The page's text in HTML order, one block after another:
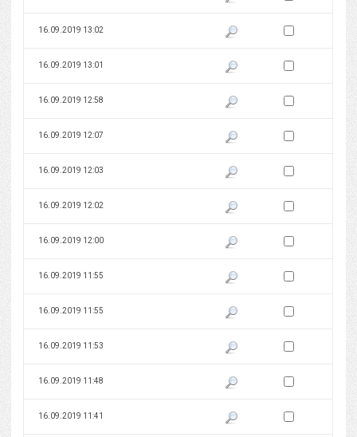
16.09.2019 13:02 Pokaż podgląd wersji z dnia
Zaznacz wersję do
16.09.2019 13:01 Pokaż podgląd wersji z dnia
Zaznacz wersję do
16.09.2019 12:58 Pokaż podgląd wersji z dnia
Zaznacz wersję do
16.09.2019 12:07 Pokaż podgląd wersji z dnia
Zaznacz wersję do
16.09.2019 12:03 Pokaż podgląd wersji z dnia
Zaznacz wersję do
16.09.2019 12:02 Pokaż podgląd wersji z dnia
Zaznacz wersję do
16.09.2019 12:00 Pokaż podgląd wersji z dnia
Zaznacz wersję do
16.09.2019 11:55 Pokaż podgląd wersji z dnia
Zaznacz wersję do
16.09.2019 11:55 Pokaż podgląd wersji z dnia
Zaznacz wersję do
16.09.2019 11:53 Pokaż podgląd wersji z dnia
Zaznacz wersję do
16.09.2019 11:48 Pokaż podgląd wersji z dnia
Zaznacz wersję do
16.09.2019 11:41 Pokaż podgląd wersji z dnia
Zaznacz wersję do